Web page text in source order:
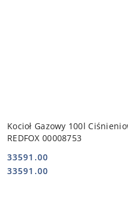
Kocioł Gazowy 100l
REDFOX 00008753
Cena:
33591.00
Cena:
33591.00